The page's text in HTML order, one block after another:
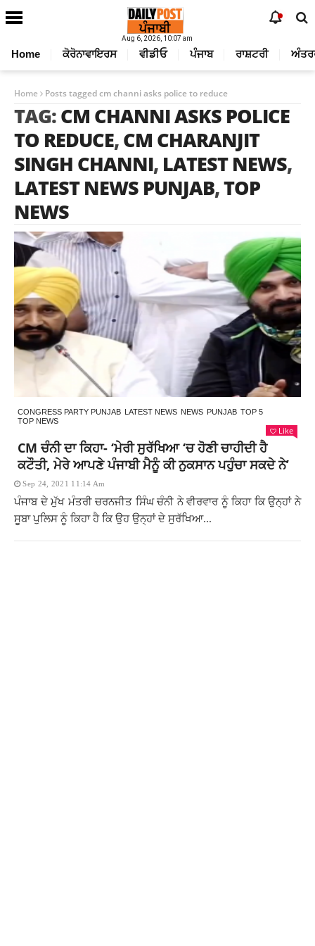
Aug 6, 2026, 10:07 am
Home ਕੋਰੋਨਾਵਾਇਰਸ ਵੀਡੀਓ ਪੰਜਾਬ ਰਾਸ਼ਟਰੀ
Home Posts tagged cm channi asks police to reduce
TAG:CM CHANNI ASKS POLICE
TO REDUCE,CM CHARANJIT
SINGH CHANNI, LATEST NEWS,
LATEST NEWS PUNJAB,TOP
NEWS
CONGRESS PARTY PUNJAB LATEST NEWS NEWS PUNJAB TOP 5
TOP NEWS
Like
CM ਚੰਨੀ ਦਾ ਕਿਹਾ- ‘ਮੇਰੀ ਸੁਰੱਖਿਆ ‘ਚ ਹੋਣੀ ਚਾਹੀਦੀ ਹੈ
ਕਟੌਤੀ, ਮੇਰੇ ਆਪਣੇ ਪੰਜਾਬੀ ਮੈਨੂੰ ਕੀ ਨੁਕਸਾਨ ਪਹੁੰਚਾ ਸਕਦੇ ਨੇ’
Sep 24, 2021 11:14 Am
ਪੰਜਾਬ ਦੇ ਮੁੱਖ ਮੰਤਰੀ ਚਰਨਜੀਤ ਸਿੰਘ ਚੰਨੀ ਨੇ ਵੀਰਵਾਰ ਨੂੰ ਕਿਹਾ ਕਿ ਉਨ੍ਹਾਂ ਨੇ
ਸੂਬਾ ਪੁਲਿਸ ਨੂੰ ਕਿਹਾ ਹੈ ਕਿ ਉਹ ਉਨ੍ਹਾਂ ਦੇ ਸੁਰੱਖਿਆ...